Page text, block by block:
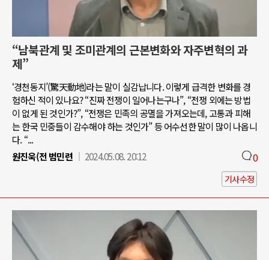
“남북관계 및 조미관계의 근본변화와 자주변혁의 과
제”
‘경천동지’(驚天動地)라는 말이 실감납니다. 이렇게 급격한 변화를 경
험하신 적이 있나요? “진짜 전쟁이 일어나는구나”, “전쟁 외에는 방법
이 없게 된 것인가?”, “전쟁은 민족의 공멸을 가져오는데, 고통과 피해
는 한국 민중들이 감수해야 하는 것인가” 등 어수선한 말이 많이 나옵니
다. “...
원진욱(전 범민련
2024.05.08. 20:12 0
기사수정